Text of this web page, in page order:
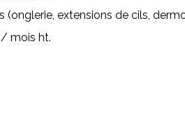
extensions de cils,
mois ht.